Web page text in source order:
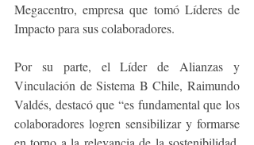
Megacentro, empresa que tomó Líderes de
Impacto para sus colaboradores.
Por su parte, el Líder de Alianzas y
Vinculación de Sistema B Chile, Raimundo
Valdés, destacó que “es fundamental que los
colaboradores logren sensibilizar y formarse